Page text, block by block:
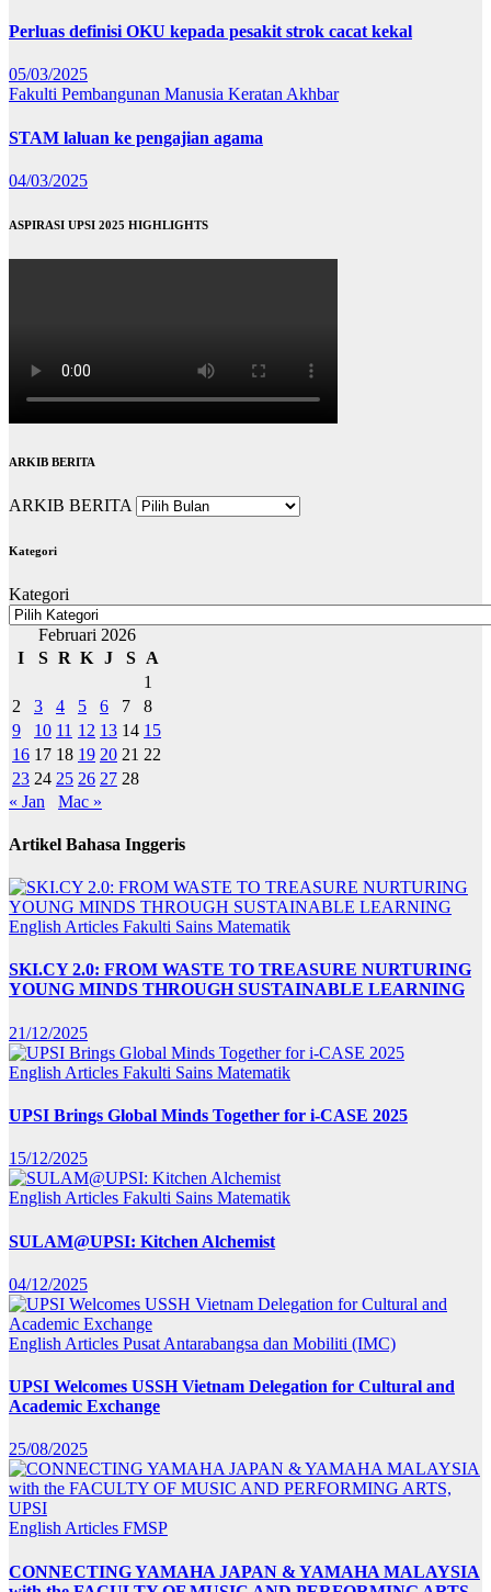
Perluas definisi OKU kepada pesakit strok cacat kekal
05/03/2025
Fakulti Pembangunan Manusia Keratan Akhbar
STAM laluan ke pengajian agama
04/03/2025
ASPIRASI UPSI 2025 HIGHLIGHTS
ARKIB BERITA
ARKIB BERITA
Kategori
Kategori
Februari 2026
I
S R K J S
A
1
2
3 4 5 6 7
8
9
10 11 12 13 14 15
16 17 18 19 20 21 22
23 24 25 26 27 28
« Jan
Mac »
Artikel Bahasa Inggeris
English Articles Fakulti Sains Matematik
SKI.CY 2.0: FROM WASTE TO TREASURE NURTURING
YOUNG MINDS THROUGH SUSTAINABLE LEARNING
21/12/2025
English Articles Fakulti Sains Matematik
UPSI Brings Global Minds Together for i-CASE 2025
15/12/2025
English Articles Fakulti Sains Matematik
SULAM@UPSI: Kitchen Alchemist
04/12/2025
English Articles Pusat Antarabangsa dan Mobiliti (IMC)
UPSI Welcomes USSH Vietnam Delegation for Cultural and
Academic Exchange
25/08/2025
English Articles FMSP
CONNECTING YAMAHA JAPAN & YAMAHA MALAYSIA